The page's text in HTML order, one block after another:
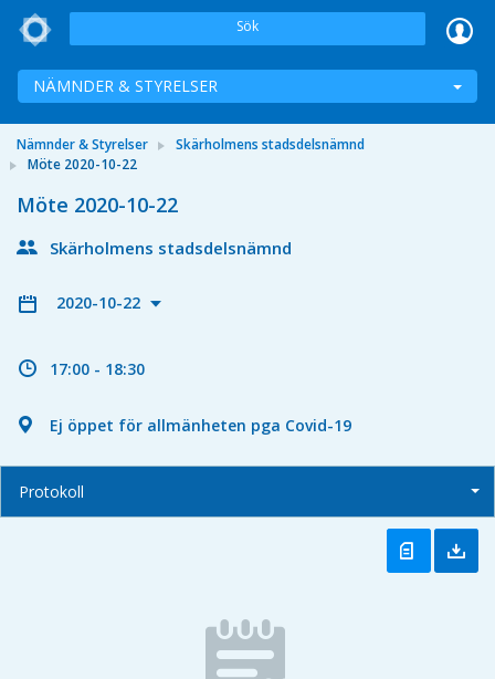
Sök
NÄMNDER & STYRELSER
Nämnder & Styrelser
Skärholmens stadsdelsnämnd
Möte 2020-10-22
Möte 2020-10-22
Skärholmens stadsdelsnämnd
2020-10-22
17:00 - 18:30
Ej öppet för allmänheten pga Covid-19
Protokoll